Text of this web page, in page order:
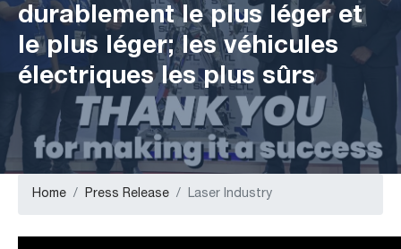
durablement le plus léger et
le plus léger; les véhicules
électriques les plus sûrs
Home Press Release Laser Industry